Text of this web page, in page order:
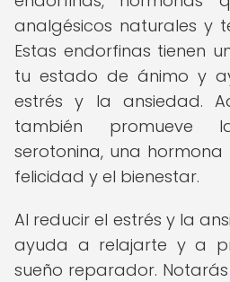
analgésicos naturales y
Estas endorfinas tienen
tu estado de ánimo y
estrés y la ansiedad.
también promueve
serotonina, una
felicidad y el bienestar.
Al reducir el estrés y la
ayuda a relajarte y a
sueño reparador.